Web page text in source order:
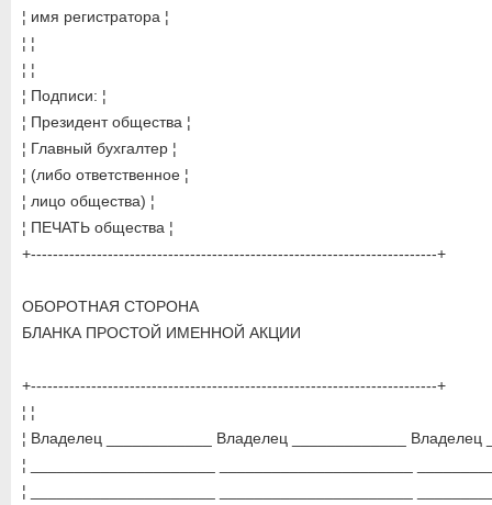
¦ имя регистратора ¦
¦ ¦
¦ ¦
¦ Подписи: ¦
¦ Президент общества ¦
¦ Главный бухгалтер ¦
¦ (либо ответственное ¦
¦ лицо общества) ¦
¦ ПЕЧАТЬ общества ¦
+--------------------------------------------------------------------------+
ОБОРОТНАЯ СТОРОНА
БЛАНКА ПРОСТОЙ ИМЕННОЙ АКЦИИ
+--------------------------------------------------------------------------+
¦ ¦
¦ Владелец ____________ Владелец _____________ Владелец
¦ _____________________ ______________________
¦ _____________________ ______________________